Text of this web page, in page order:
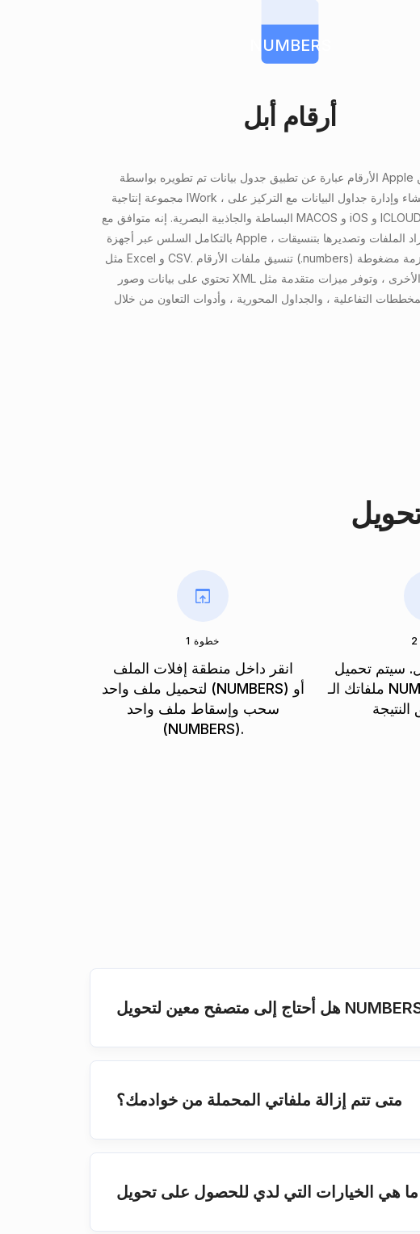
NUMBERS
أرقام أبل
الأرقام عبارة عن تطبيق جدول بيانات تم تطويره بواسطة Apple كجزء من
مجموعة إنتاجية IWork ، مصممة لإنشاء وإدارة جداول البيانات مع التركيز على
البساطة والجاذبية البصرية. إنه متوافق مع MACOS و iOS و ICLOUD ، مما يسمح
بالتكامل السلس عبر أجهزة Apple ، ويدعم استيراد الملفات وتصديرها بتنسيقات
مثل Excel و CSV. تنسيق ملفات الأرقام (.numbers) عبارة عن حزمة مضغوطة
تحتوي على بيانات وصور XML والموارد الأخرى ، وتوفر ميزات متقدمة مثل
خطوة 1
انقر داخل منطقة إفلات الملف
لتحميل ملف واحد (NUMBERS) أو
سحب وإسقاط ملف واحد
(NUMBERS).
سيتم تحميل
ملفاتك الـ NUMBERS وتحويلها إلى
متى تتم إزالة ملفاتي المحملة من خوادمك؟